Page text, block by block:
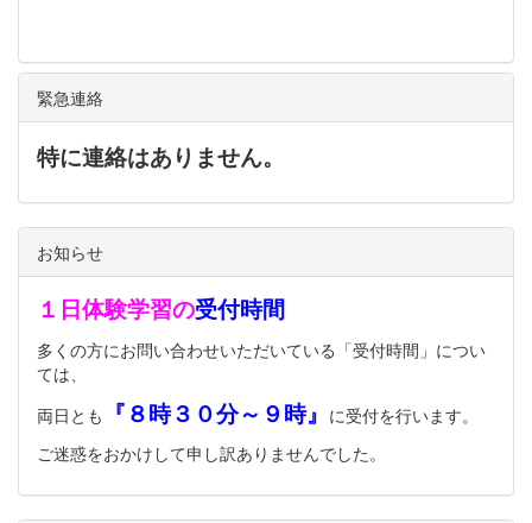
緊急連絡
特に連絡はありません。
お知らせ
１日体験学習の受付時間
多くの方にお問い合わせいただいている「受付時間」につい
ては、
両日とも
『８時３０分～９時』 に受付を行います。
ご迷惑をおかけして申し訳ありませんでした。